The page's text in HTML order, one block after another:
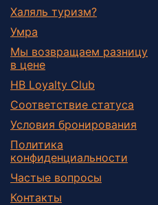
Халяль туризм?
Умра
Мы возвращаем разницу
в цене
HB Loyalty Club
Соответствие статуса
Условия бронирования
Политика
конфиденциальности
Частые вопросы
Контакты